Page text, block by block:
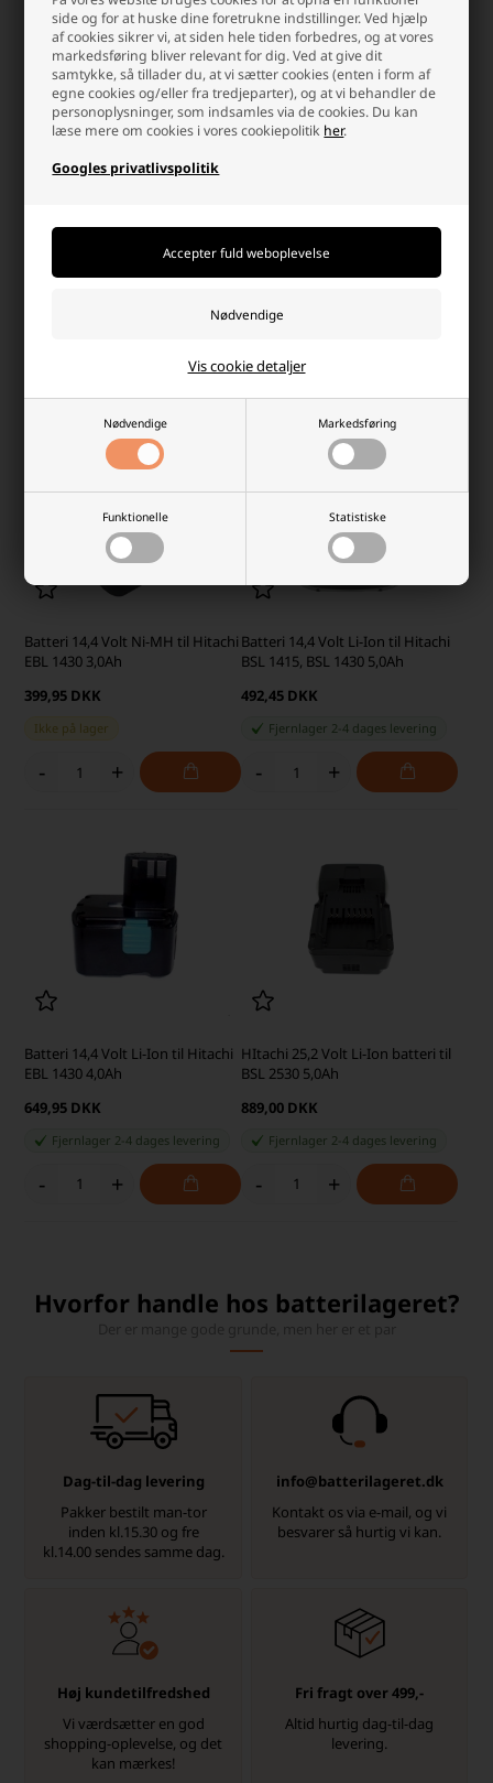
side og for at huske dine foretrukne indstillinger. Ved hjælp
af cookies sikrer vi, at siden hele tiden forbedres, og at vores
markedsføring bliver relevant for dig. Ved at give dit
samtykke, så tillader du, at vi sætter cookies (enten i form af
egne cookies og/eller fra tredjeparter), og at vi behandler de
personoplysninger, som indsamles via de cookies. Du kan
læse mere om cookies i vores cookiepolitik her.
Googles privatlivspolitik
Nødvendige Markedsføring
Funktionelle Statistiske
Vis cookie detaljer
HItachi 25,2 Volt Li-Ion batteri til
549,95 DKK
Fjernlager 2-4 dages levering
Batteri 14,4 Volt Li-Ion til Hitachi
EBL 1430 5,0Ah
762,45 DKK
Ikke på lager
-
Batteri 14,4 Volt Ni-MH til Hitachi
EBL 1430 3,0Ah
399,95 DKK
Ikke på lager
- +
Batteri 14,4 Volt Li-Ion til Hitachi
BSL 1415, BSL 1430 5,0Ah
492,45 DKK
Fjernlager 2-4 dages levering
- +
Batteri 14,4 Volt Li-Ion til Hitachi
EBL 1430 4,0Ah
649,95 DKK
Fjernlager 2-4 dages levering
- +
HItachi 25,2 Volt Li-Ion batteri til
BSL 2530 5,0Ah
889,00 DKK
Fjernlager 2-4 dages levering
- +
Hvorfor handle hos batterilageret?
Dag-til-dag levering
Pakker bestilt man-tor
inden kl.15.30 og fre
kl.14.00 sendes samme dag.
info@batterilageret.dk
Kontakt os via e-mail, og vi
besvarer så hurtig vi kan.
Høj kundetilfredshed
Vi værdsætter en god
shopping-oplevelse, og det
kan mærkes!
Fri fragt over 499,-
Altid hurtig dag-til-dag
levering.